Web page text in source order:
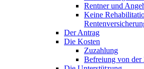
Rentner und
Keine
Der Antrag
Die Kosten
Zuzahlung
Befreiung von der